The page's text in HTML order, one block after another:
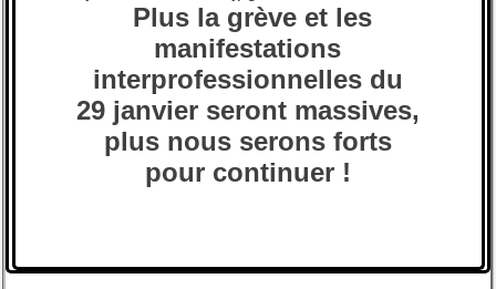
Plus la grève et les
manifestations
interprofessionnelles du
29 janvier seront massives,
plus nous serons forts
pour continuer !